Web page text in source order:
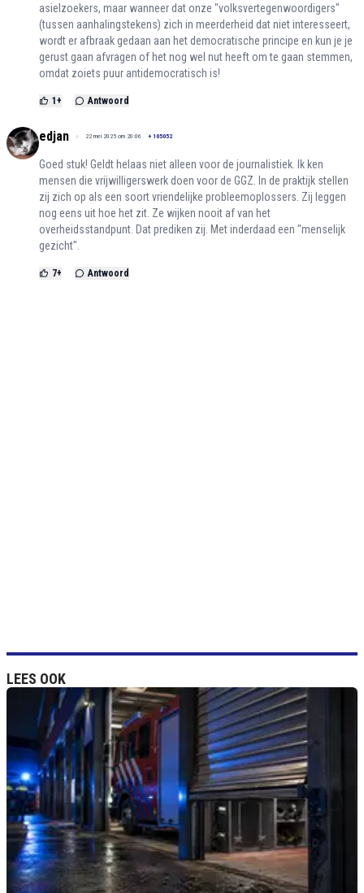
asielzoekers, maar wanneer dat onze "volksvertegenwoordigers"
(tussen aanhalingstekens) zich in meerderheid dat niet interesseert,
wordt er afbraak gedaan aan het democratische principe en kun je je
gerust gaan afvragen of het nog wel nut heeft om te gaan stemmen,
omdat zoiets puur antidemocratisch is!
1+ Antwoord
edjan 22 mei 2025 om 20:06 + 105052
Goed stuk! Geldt helaas niet alleen voor de journalistiek. Ik ken
mensen die vrijwilligerswerk doen voor de GGZ. In de praktijk stellen
zij zich op als een soort vriendelijke probleemoplossers. Zij leggen
nog eens uit hoe het zit. Ze wijken nooit af van het
overheidsstandpunt. Dat prediken zij. Met inderdaad een "menselijk
gezicht".
7+ Antwoord
LEES OOK